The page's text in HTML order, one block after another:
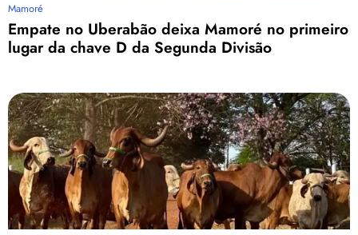
Mamoré
Empate no Uberabão deixa Mamoré no primeiro
lugar da chave D da Segunda Divisão